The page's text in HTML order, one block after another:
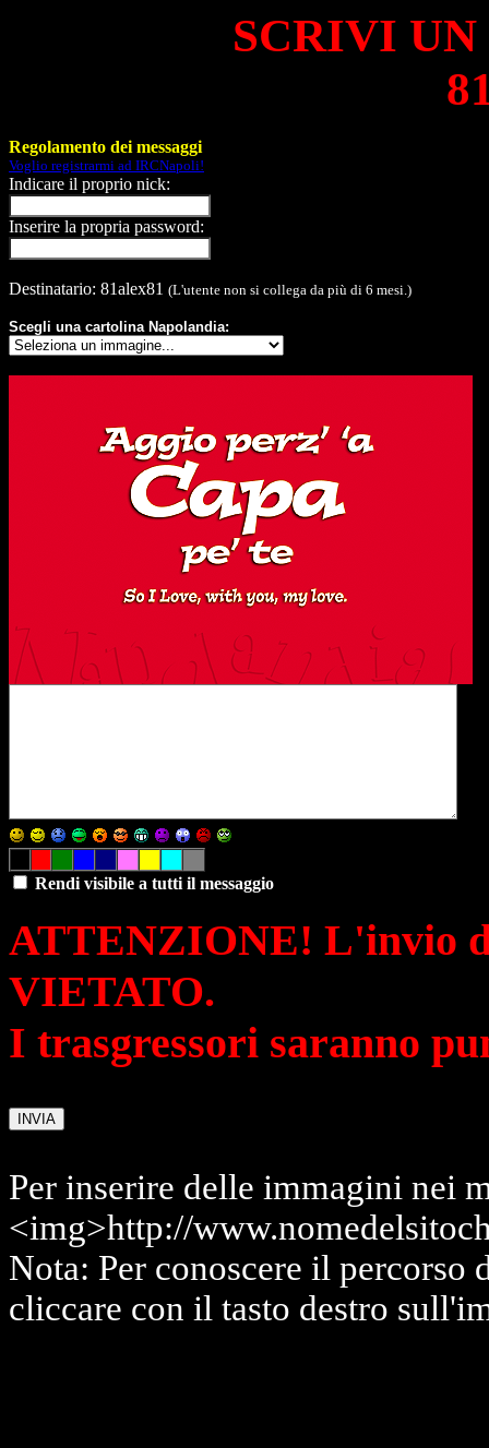
SCRIVI
Regolamento dei messaggi
Voglio registrarmi ad IRCNapoli!
Indicare il proprio nick:
Inserire la propria password:
Destinatario: 81alex81 (L'utente non si collega da più di 6 mesi.)
Scegli una cartolina Napolandia:
Rendi visibile a tutti il messaggio
ATTENZIONE! L'invio
VIETATO.
I trasgressori saranno
Per inserire delle immagini nei
<img>http://
Nota: Per conoscere il percorso
cliccare con il tasto destro